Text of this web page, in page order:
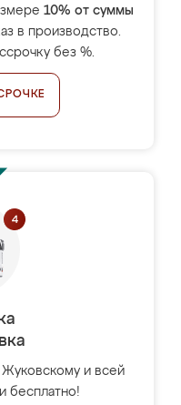
10% от суммы
в производство.
без %.
и всей
бесплатно!